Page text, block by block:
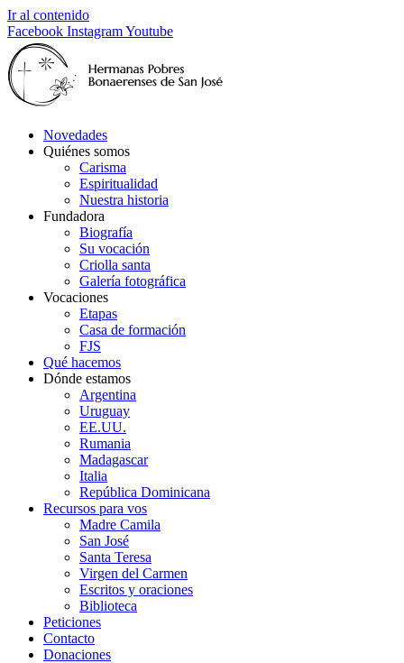
Ir al contenido
Facebook InstagramYoutube
Novedades
Quiénes somos
Carisma
Espiritualidad
Nuestra historia
Fundadora
Biografía
Su vocación
Criolla santa
Galería fotográfica
Vocaciones
Etapas
Casa de formación
FJS
Qué hacemos
Dónde estamos
Argentina
Uruguay
EE.UU.
Rumania
Madagascar
Italia
República Dominicana
Recursos para vos
Madre Camila
San José
Santa Teresa
Virgen del Carmen
Escritos y oraciones
Biblioteca
Peticiones
Contacto
Donaciones